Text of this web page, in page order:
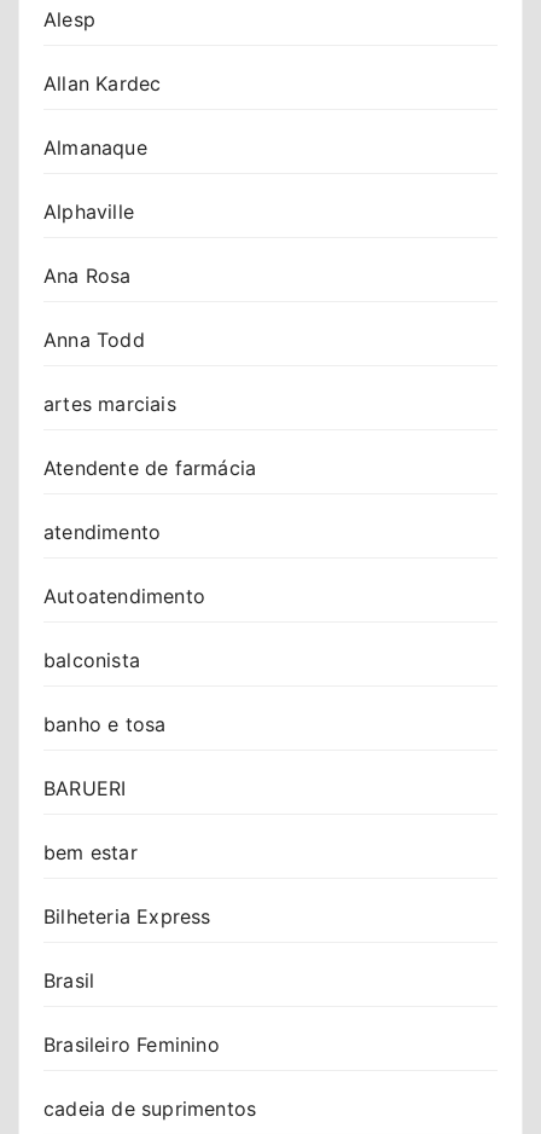
Alesp
Allan Kardec
Almanaque
Alphaville
Ana Rosa
Anna Todd
artes marciais
Atendente de farmácia
atendimento
Autoatendimento
balconista
banho e tosa
BARUERI
bem estar
Bilheteria Express
Brasil
Brasileiro Feminino
cadeia de suprimentos